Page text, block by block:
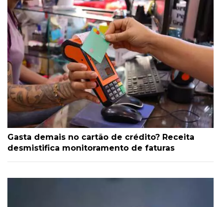
Gasta demais no cartão de crédito? Receita
desmistifica monitoramento de faturas